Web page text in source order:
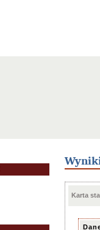
Karta